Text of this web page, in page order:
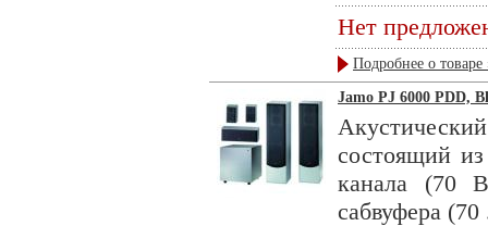
Нет
Подробнее о товаре
Jamo PJ 6000 PDD,
состоящий
канала (70
сабвуфера (70